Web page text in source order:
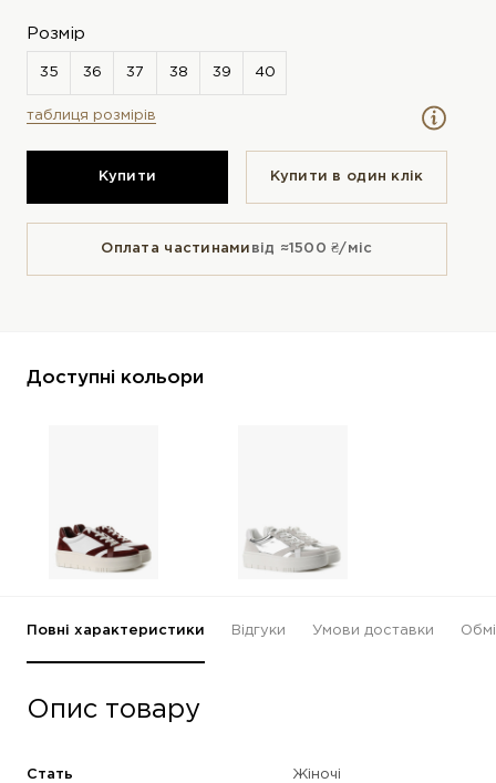
Розмір
таблиця розмірів
Купити Купити в один клiк
Оплата частинами від ≈1500 ₴/міс
Доступні кольори
Повні характеристики Відгуки Умови доставки
Опис товару
Стать Жіночі